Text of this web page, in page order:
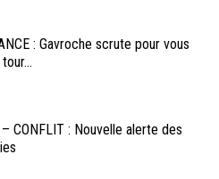
: Gavroche scrute pour vous
– CONFLIT : Nouvelle alerte des